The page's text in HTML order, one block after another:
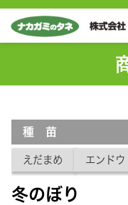
種 苗
えだまめ エンドウ
冬のぼり